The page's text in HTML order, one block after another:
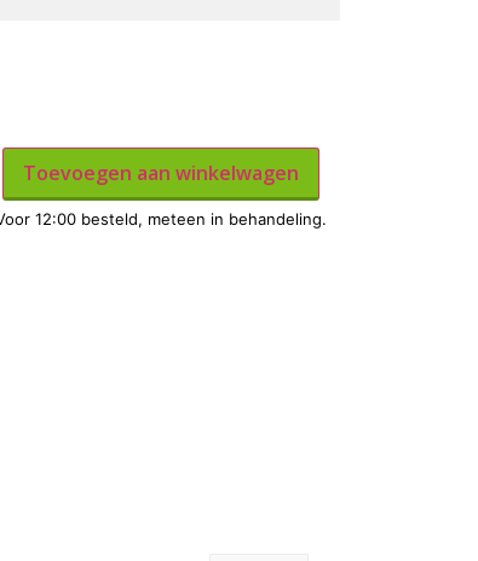
Toevoegen aan winkelwagen